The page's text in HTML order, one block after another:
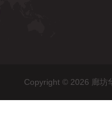
Copyright © 2026 廊